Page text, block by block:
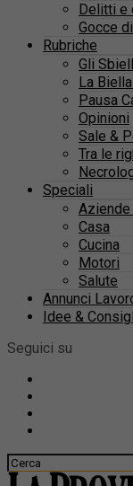
Delitti e
Gocce
Rubriche
Gli
La
Pausa
Opinioni
Sale &
Tra le
Speciali
Aziende
Casa
Cucina
Motori
Salute
Annunci
Idee &
Seguici su